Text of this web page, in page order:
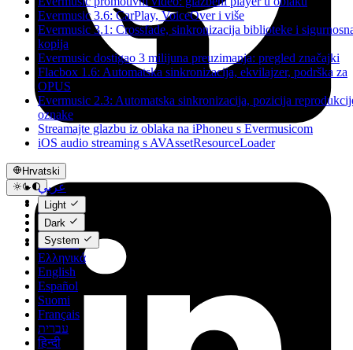
Evermusic 3.6: CarPlay, VoiceOver i više
Evermusic 3.1: Crossfade, sinkronizacija biblioteke i
kopija
Evermusic dostigao 3 milijuna preuzimanja: pregled značajki
Flacbox 1.6: Automatska sinkronizacija, ekvilajzer, podrška za
OPUS
Evermusic 2.3: Automatska sinkronizacija, pozicija
oznake
Streamajte glazbu iz oblaka na iPhoneu s Evermusicom
iOS audio streaming s AVAssetResourceLoader
Hrvatski
عربي
Català
Čeština
Dansk
Deutsch
Ελληνικά
English
Español
Suomi
Français
עברית
हिन्दी
Light
Dark
System